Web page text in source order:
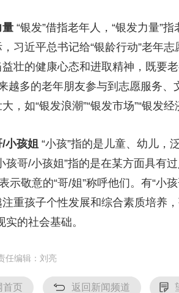
量 “银发”借指老年人，“银发力量”
习近平总书记给“银龄行动”老年
壮的健康心态和进取精神，既要
越多的老年朋友参与到志愿服务
，如“银发浪潮”“银发市场”“银发经
小孩姐 “小孩”指的是儿童、幼儿，
孩哥/小孩姐”指的是在某方面具有
示敬意的“哥/姐”称呼他们。有“小
重孩子个性发展和综合素质培养
实的社会基础。
任编辑：刘亮
首页 返回新闻频道